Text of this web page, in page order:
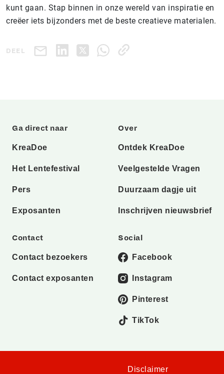
kunt gaan. Stap binnen in onze wereld van inspiratie en
creëer iets bijzonders met de beste creatieve materialen.
DEEL
Ga direct naar
KreaDoe
Het Lentefestival
Pers
Exposanten
Over
Ontdek KreaDoe
Veelgestelde Vragen
Duurzaam dagje uit
Inschrijven nieuwsbrief
Contact
Contact bezoekers
Contact exposanten
Social
Facebook
Instagram
Pinterest
TikTok
Disclaimer